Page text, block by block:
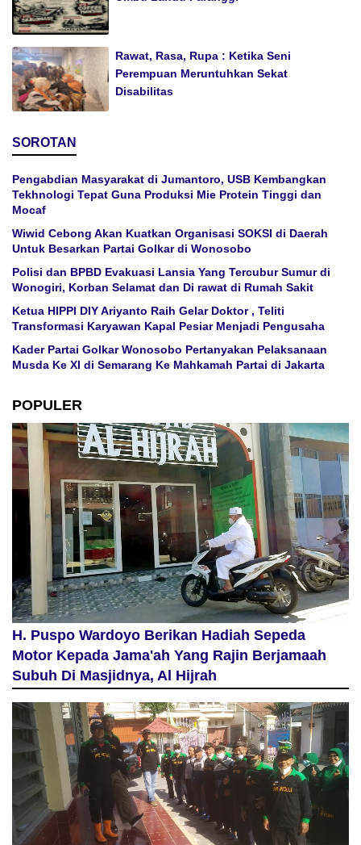
Rawat, Rasa, Rupa : Ketika Seni
Perempuan Meruntuhkan Sekat
Disabilitas
SOROTAN
Pengabdian Masyarakat di Jumantoro, USB Kembangkan
Tekhnologi Tepat Guna Produksi Mie Protein Tinggi dan
Mocaf
Wiwid Cebong Akan Kuatkan Organisasi SOKSI di Daerah
Untuk Besarkan Partai Golkar di Wonosobo
Polisi dan BPBD Evakuasi Lansia Yang Tercubur Sumur di
Wonogiri, Korban Selamat dan Di rawat di Rumah Sakit
Ketua HIPPI DIY Ariyanto Raih Gelar Doktor , Teliti
Transformasi Karyawan Kapal Pesiar Menjadi Pengusaha
Kader Partai Golkar Wonosobo Pertanyakan Pelaksanaan
Musda Ke XI di Semarang Ke Mahkamah Partai di Jakarta
POPULER
H. Puspo Wardoyo Berikan Hadiah Sepeda
Motor Kepada Jama'ah Yang Rajin Berjamaah
Subuh Di Masjidnya, Al Hijrah